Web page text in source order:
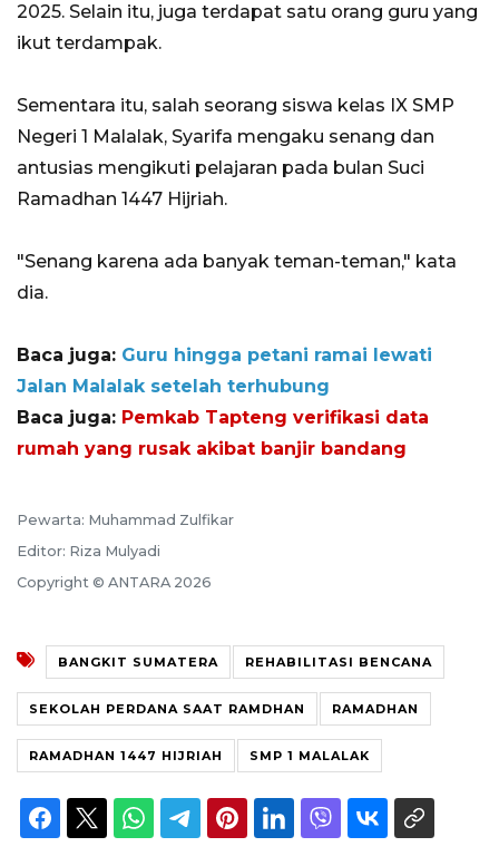
2025. Selain itu, juga terdapat satu orang guru yang
ikut terdampak.
Sementara itu, salah seorang siswa kelas IX SMP
Negeri 1 Malalak, Syarifa mengaku senang dan
antusias mengikuti pelajaran pada bulan Suci
Ramadhan 1447 Hijriah.
"Senang karena ada banyak teman-teman," kata
dia.
Baca juga: Guru hingga petani ramai lewati
Jalan Malalak setelah terhubung
Baca juga: Pemkab Tapteng verifikasi data
rumah yang rusak akibat banjir bandang
Pewarta: Muhammad Zulfikar
Editor: Riza Mulyadi
Copyright © ANTARA 2026
BANGKIT SUMATERA REHABILITASI BENCANA
SEKOLAH PERDANA SAAT RAMDHAN RAMADHAN
RAMADHAN 1447 HIJRIAH SMP 1 MALALAK